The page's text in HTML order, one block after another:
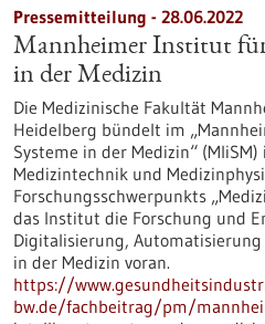
Pressemitteilung - 28.06.2022
Mannheimer Institut
in der Medizin
Die Medizinische Fakultät
Heidelberg bündelt im
Systeme in der Medizin“
Medizintechnik und
Forschungsschwerpunkts
das Institut die Forschung und
Digitalisierung,
in der Medizin voran.
https://
bw.de/fachbeitrag/pm/